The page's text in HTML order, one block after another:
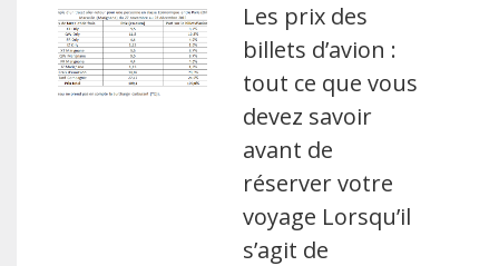
Les prix des
billets d’avion :
tout ce que vous
devez savoir
avant de
réserver votre
voyage Lorsqu’il
s’agit de